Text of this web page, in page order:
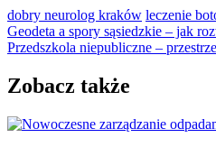
dobry neurolog kraków leczenie
Nawigacja
wpisu
Geodeta a spory sąsiedzkie – jak
Przedszkola niepubliczne –
Zobacz także